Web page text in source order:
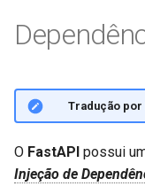
Simples OAuth2 com
Bearer
OAuth2 com Senha
hashing), Bearer com
Códigos de status
Diretamente
HTML, Stream, File
Execute um Servidor
Conceitos de
Implantar FastAPI
provedores de
GraphQL
Request e classe
personalizadas
OpenAPI condicional
UploadFile class
Exceptions -
and
Dependencies -
and Security()
Translations
Full Stack FastAPI
FastAPI and friends
Benchmarks
🌐 Tradução por
O FastAPI possui
Injeção de